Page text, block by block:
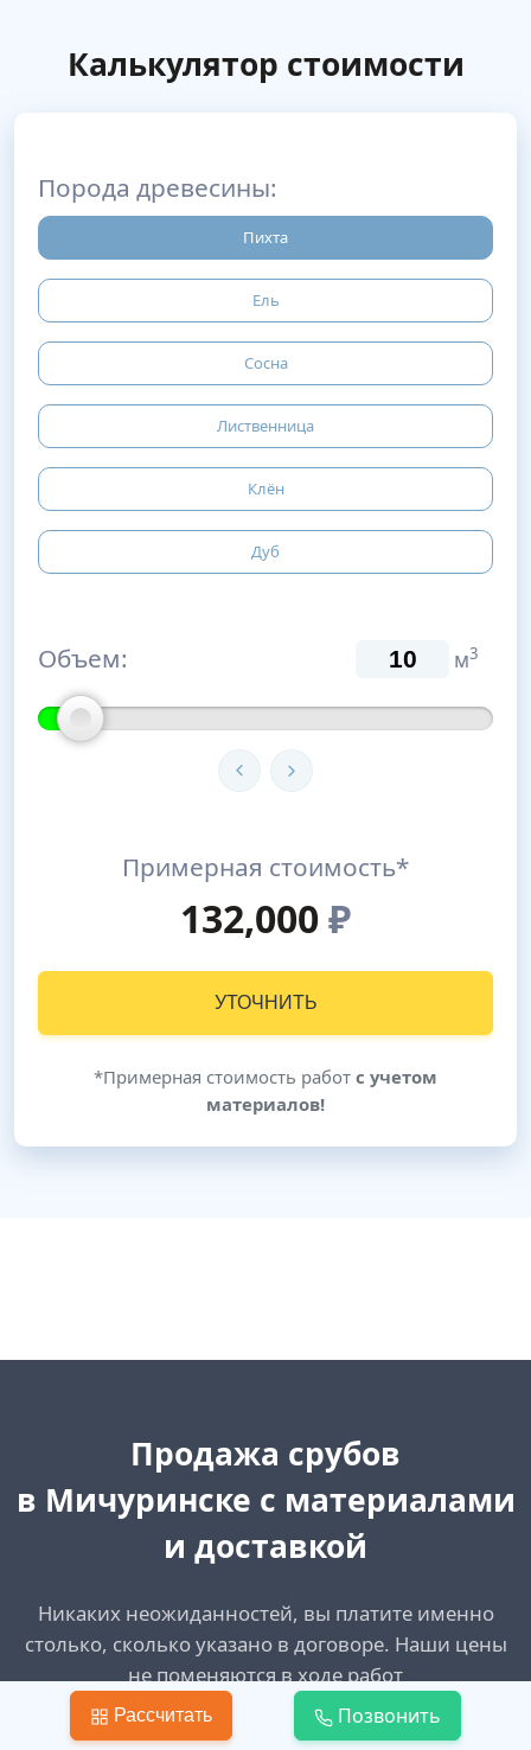
Калькулятор стоимости
Порода древесины:
Пихта
Ель
Сосна
Лиственница
Клён
Дуб
Объем: м3
Примерная стоимость*
132,000₽
УТОЧНИТЬ
*Примерная стоимость работ с учетом
материалов!
Продажа срубов
в Мичуринске с материалами
и доставкой
Никаких неожиданностей, вы платите именно
столько, сколько указано в договоре. Наши цены
не поменяются в ходе работ
Рассчитать Позвонить